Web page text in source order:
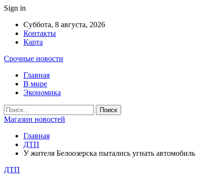
Sign in
Суббота, 8 августа, 2026
Контакты
Карта
Срочные новости
Главная
В мире
Экономика
Магазин новостей
Главная
ДТП
У жителя Белоозерска пытались угнать автомобиль
ДТП